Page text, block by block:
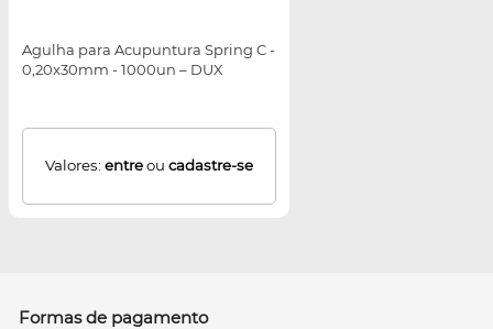
Agulha para Acupuntura Spring C -
0,20x30mm - 1000un – DUX
Valores: entreou cadastre-se
Formas de pagamento